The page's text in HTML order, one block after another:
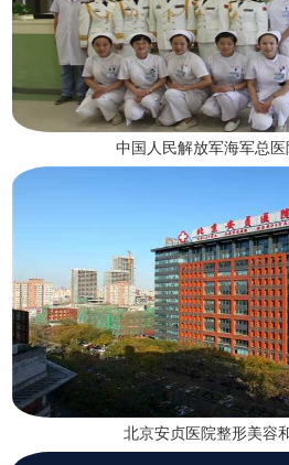
中国人民解放军海军总
北京安贞医院整形美容